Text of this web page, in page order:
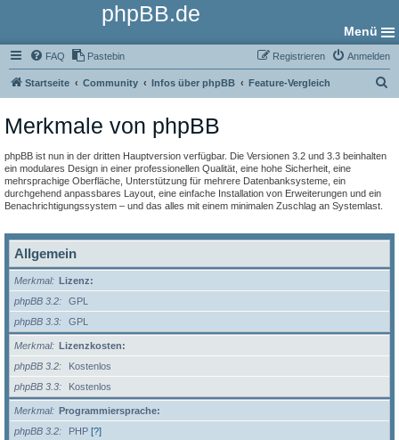
phpBB.de
Menü
FAQ Pastebin Anmelden
Registrieren
Startseite Community Infos über phpBB Feature-Vergleich
Merkmale von phpBB
phpBB ist nun in der dritten Hauptversion verfügbar. Die Versionen 3.2 und 3.3 beinhalten
ein modulares Design in einer professionellen Qualität, eine hohe Sicherheit, eine
mehrsprachige Oberfläche, Unterstützung für mehrere Datenbanksysteme, ein
durchgehend anpassbares Layout, eine einfache Installation von Erweiterungen und ein
Benachrichtigungssystem – und das alles mit einem minimalen Zuschlag an Systemlast.
Allgemein
Merkmal
Lizenz:
phpBB 3.2
GPL
phpBB 3.3
GPL
Merkmal
Lizenzkosten:
phpBB 3.2
Kostenlos
phpBB 3.3
Kostenlos
Merkmal
Programmiersprache:
phpBB 3.2
PHP [?]